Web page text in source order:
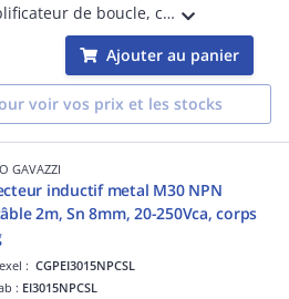
Amplificateur de boucle, canal unique, embrochable, plage 20uH-1000uH, sensibilité réglable 0,01%-1%, augmentation automatique de la sensibilité, réglage manuel et automatique de la fréquence, 4 canaux de fréquence de boucle réglables, IP30
Ajouter au panier
voir vos prix et les stocks
GAVAZZI
inductif metal M30 NPN
2m, Sn 8mm, 20-250Vca, corps
:CGPEI3015NPCSL
: EI3015NPCSL